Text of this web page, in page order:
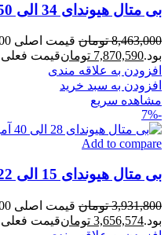
بی متال هیوندای 34 الی 50 آمپر سایز 100AF
8,463,000 تومان
بود.7,870,590 تومانقیمت فعلی 7,870,590 تومان است.
افزودن به علاقه مندی
افزودن به سبد خرید
مشاهده سریع
-7%
Add to compare
بی متال هیوندای 15 الی 22 آمپر سایز 40AF
3,931,800 تومان
بود.3,656,574 تومانقیمت فعلی 3,656,574 تومان است.